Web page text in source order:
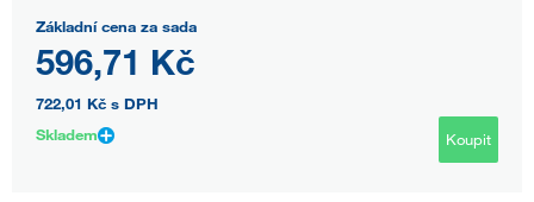
Základní cena za sada
596,71 Kč
722,01 Kč s DPH
Skladem
Koupit